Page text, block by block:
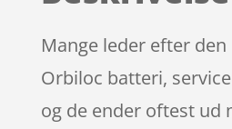
Mange leder efter
Orbiloc batteri,
og de ender oftest ud